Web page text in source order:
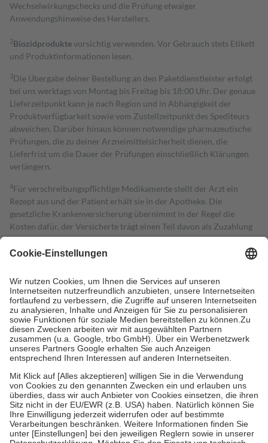
Wechselwirkungschecks und die Prüfung etwaiger
Anwendungshinweise des Herstellers.
2Biozidproduktevorsichtig verwenden. Vor Gebrauch stets Etikett
und Produktinformationen lesen.
3Die Übergabe deiner Bestellung an den Paketdienstleister erfolgt
bei uns werktags von Montag bis Freitag bis 18:00 Uhr. Der genaue
Lieferzeitpunkt kann je nach Region und in Abhängigkeit der
Produktverfügbarkeit sowie vom Zustellzeitpunkt des Spediteurs
abweichen. Darüber hinaus können notwendige pharmazeutische
Prüfungen, die zu deiner Arzneimittelsicherheit dienen, die
Lieferfrist um die Dauer der Prüfungen einschließlich Klärungen
verlängern.
4Für verschreibungspflichtige Medikamente stellt der Arzt ein
Rezept aus und der Patient erhält sie in der Apotheke. Die
gesetzliche Krankenversicherung übernimmt in der Regel die
Kosten dafür, der Versicherte trägt einen Teil davon als Zuzahlung
mit.
Grundsätzlich leisten Mitglieder Zuzahlungen in Höhe von zehn
höchstens zehn Euro.
Es sind jedoch nie mehr als die tatsächlichen
Kosten der Leistung zu entrichten.
Diese Regeln gelten grundsätzlich auch für Online-Apotheken.
Bei Heilmitteln und häuslicher Krankenpflege beträgt die
Zuzahlung zehn Prozent der Kosten sowie zehn Euro je
Verordnung.
Um das Engagement der Versicherten für ihre eigene Gesundheit zu
stärken und die besondere Stellung der Familie zu unterstützen,
fallenkeine Zuzahlungenan bei:
• Kindern und Jugendlichen bis zum vollendeten 18. Lebensjahr
mit Ausnahme der Fahrkosten
• Untersuchungen zur Vorsorge und Früherkennung, die von der
GKV getragen werden
• empfohlenen Schutzimpfungen